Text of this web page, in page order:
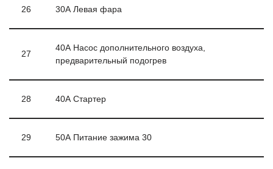
26 30А Левая фара
27
40А Насос дополнительного воздуха,
предварительный подогрев
28 40А Стартер
29 50А Питание зажима 30